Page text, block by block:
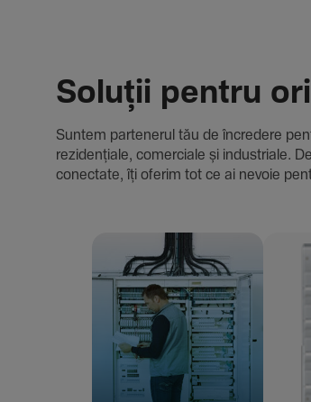
Soluții pentru
Suntem parte­nerul tău de încre­dere
rezi­den­țiale, comer­ciale și indus­triale.
conec­tate, îți oferim tot ce ai nevoie